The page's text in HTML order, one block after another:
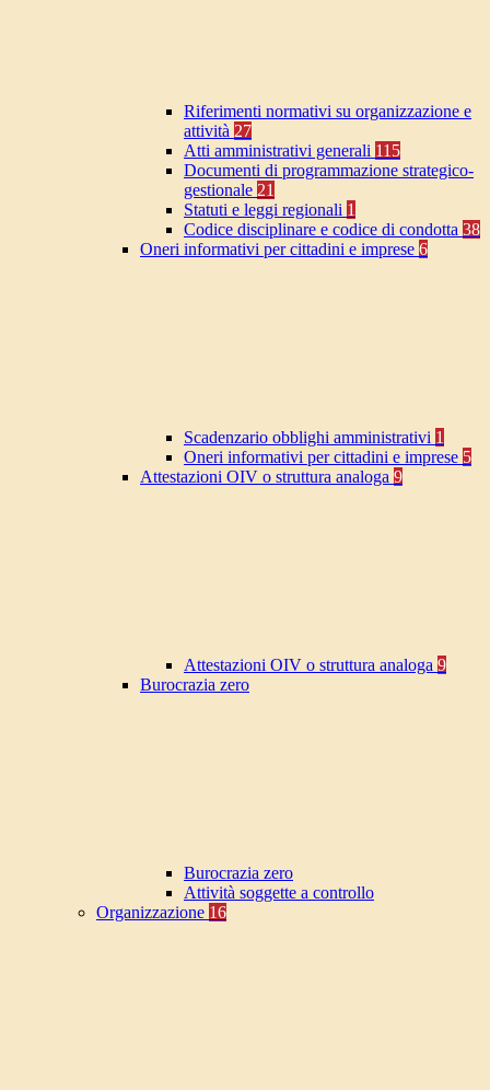
Riferimenti normativi su organizzazione e
attività 27
Atti amministrativi generali 115
Documenti di programmazione strategico-
gestionale 21
Statuti e leggi regionali 1
Codice disciplinare e codice di condotta 38
Oneri informativi per cittadini e imprese 6
Scadenzario obblighi amministrativi 1
Oneri informativi per cittadini e imprese 5
Attestazioni OIV o struttura analoga 9
Attestazioni OIV o struttura analoga 9
Burocrazia zero
Burocrazia zero
Attività soggette a controllo
Organizzazione 16